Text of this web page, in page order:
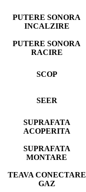
PUTERE SONORA
INCALZIRE
PUTERE SONORA
RACIRE
SCOP
SEER
SUPRAFATA
ACOPERITA
SUPRAFATA
MONTARE
TEAVA CONECTARE
GAZ